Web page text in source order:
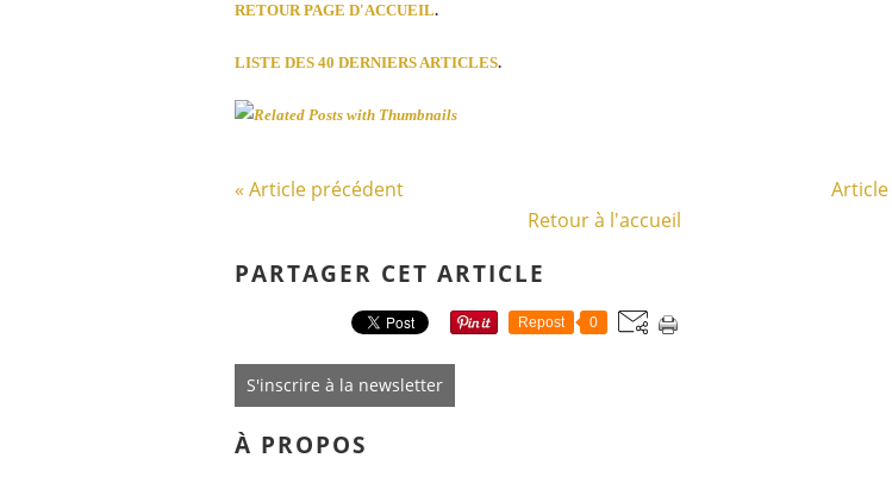
RETOUR PAGE D'ACCUEIL.
LISTE DES 40 DERNIERS ARTICLES.
« Article précédent
Retour à l'accueil
PARTAGER CET ARTICLE
Repost 0
S'inscrire à la newsletter
À PROPOS